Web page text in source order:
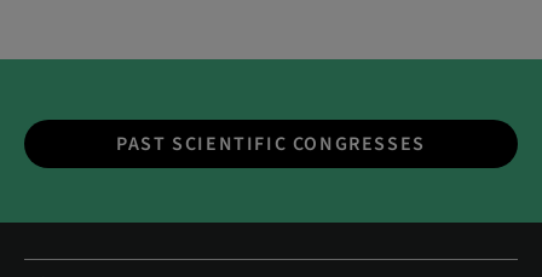
PAST SCIENTIFIC CONGRESSES